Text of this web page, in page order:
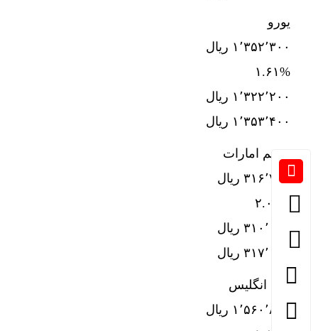
یورو
۱٬۳۵۲٬۳۰۰ ریال
۱.۶۱%
۱٬۳۲۲٬۲۰۰ ریال
۱٬۳۵۳٬۴۰۰ ریال
درهم امارات
۳۱۶٬۷۲۰ ریال
۲.۰۵%
۳۱۰٬۰۴۰ ریال
۳۱۷٬۰۹۰ ریال
پوند انگلیس
۱٬۵۶۰٬۸۰۰ ریال